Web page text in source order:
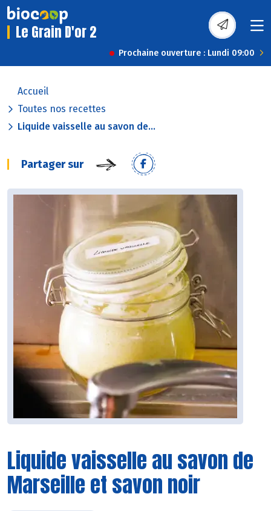
Le Grain D'or 2
Prochaine ouverture : Lundi 09:00
Accueil
Toutes nos recettes
Liquide vaisselle au savon de...
Partager sur
Liquide vaisselle au savon de
Marseille et savon noir